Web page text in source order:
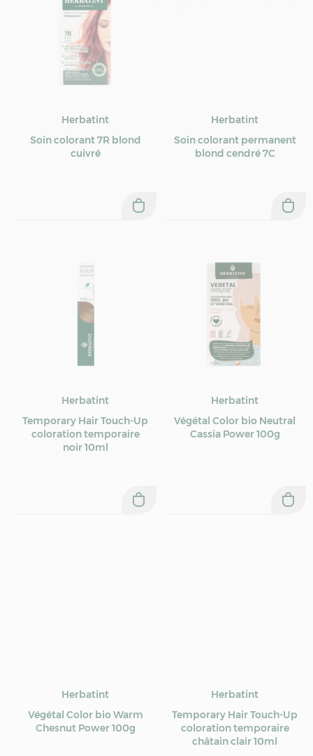
Herbatint
Soin colorant 7R blond
cuivré
Herbatint
Soin colorant permanent
blond cendré 7C
Herbatint
Temporary Hair Touch-Up
coloration temporaire
noir 10ml
Herbatint
Végétal Color bio Neutral
Cassia Power 100g
Herbatint
Végétal Color bio Warm
Chesnut Power 100g
Herbatint
Temporary Hair Touch-Up
coloration temporaire
châtain clair 10ml